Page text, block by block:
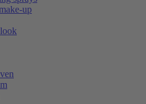
up